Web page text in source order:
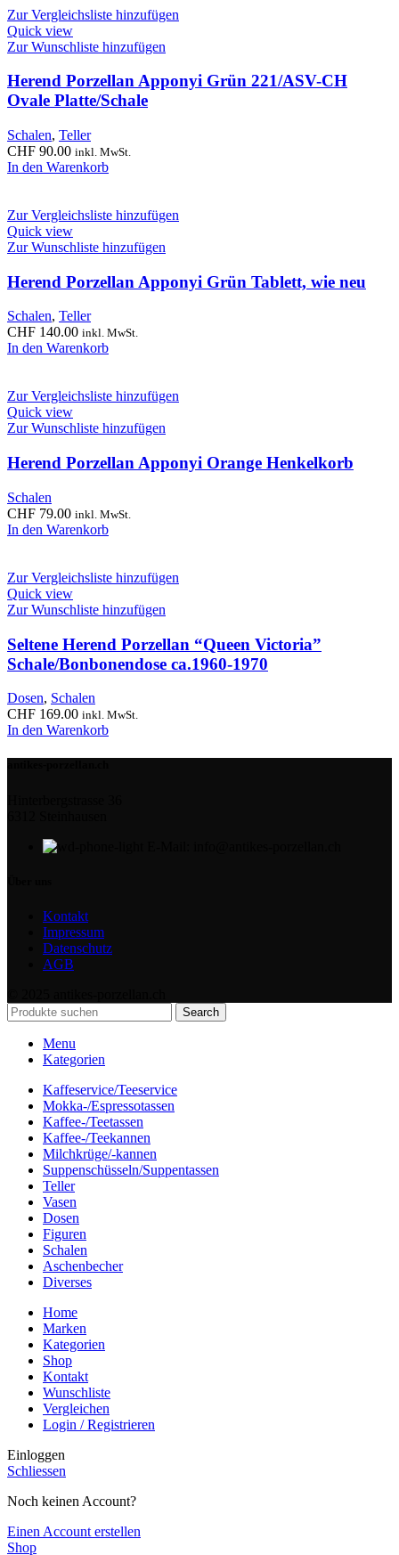
Zur Vergleichsliste hinzufügen
Quick view
Zur Wunschliste hinzufügen
Herend Porzellan Apponyi Grün 221/ASV-CH
Ovale Platte/Schale
Schalen, Teller
CHF 90.00 inkl. MwSt.
In den Warenkorb
Zur Vergleichsliste hinzufügen
Quick view
Zur Wunschliste hinzufügen
Herend Porzellan Apponyi Grün Tablett, wie neu
Schalen, Teller
CHF 140.00 inkl. MwSt.
In den Warenkorb
Zur Vergleichsliste hinzufügen
Quick view
Zur Wunschliste hinzufügen
Herend Porzellan Apponyi Orange Henkelkorb
Schalen
CHF 79.00 inkl. MwSt.
In den Warenkorb
Zur Vergleichsliste hinzufügen
Quick view
Zur Wunschliste hinzufügen
Seltene Herend Porzellan “Queen Victoria”
Schale/Bonbonendose ca.1960-1970
Dosen, Schalen
CHF 169.00 inkl. MwSt.
In den Warenkorb
Kontakt
Impressum
Datenschutz
AGB
Search
Menu
Kategorien
Kaffeservice/Teeservice
Mokka-/Espressotassen
Kaffee-/Teetassen
Kaffee-/Teekannen
Milchkrüge/-kannen
Suppenschüsseln/Suppentassen
Teller
Vasen
Dosen
Figuren
Schalen
Aschenbecher
Diverses
Home
Marken
Kategorien
Shop
Kontakt
Wunschliste
Vergleichen
Login / Registrieren
Einloggen
Schliessen
Noch keinen Account?
Einen Account erstellen
Shop